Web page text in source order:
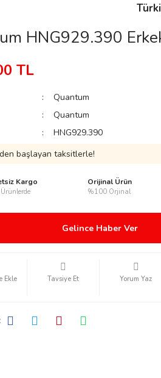
HNG929.390
TL
Quantum
Quantum
HNG929.390
başlayan taksitlerle!
Kargo Orijinal Ürün
%100 Orjinal
Gelince Haber Ver
Tavsiye Et Yorum Yaz